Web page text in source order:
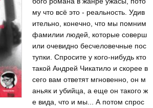
му что всё это - реальность. Удив
ительно, конечно, что мы помним
фамилии людей, которые соверш
или очевидно бесчеловечные пос
тупки. Спросите у кого-нибудь кто
такой Андрей Чикатило и скорее в
сего вам ответят мгновенно, он м
аньяк и убийца, а еще он такого ж
е вида, что и мы... А потом спрос